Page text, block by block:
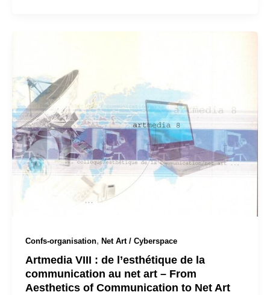
Confs-organisation, Net Art / Cyberspace
Artmedia VIII : de l’esthétique de la
communication au net art – From
Aesthetics of Communication to Net Art